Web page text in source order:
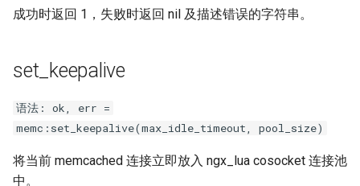
redis-rate-limit
redis2
request-cookies-filter
成功时返回 1，失败时返回 nil 及描述错误的字符串。
set_keepalive
语法: ok, err =
memc:set_keepalive(max_idle_timeout, pool_size)
将当前 memcached 连接立即放入 ngx_lua cosocket 连接池
中。